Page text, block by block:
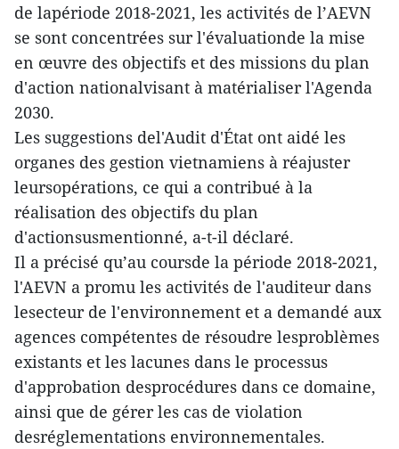
de lapériode 2018-2021, les activités de l’AEVN
se sont concentrées sur l'évaluationde la mise
en œuvre des objectifs et des missions du plan
d'action nationalvisant à matérialiser l'Agenda
2030.
Les suggestions del'Audit d'État ont aidé les
organes des gestion vietnamiens à réajuster
leursopérations, ce qui a contribué à la
réalisation des objectifs du plan
d'actionsusmentionné, a-t-il déclaré.
Il a précisé qu’au coursde la période 2018-2021,
l'AEVN a promu les activités de l'auditeur dans
lesecteur de l'environnement et a demandé aux
agences compétentes de résoudre lesproblèmes
existants et les lacunes dans le processus
d'approbation desprocédures dans ce domaine,
ainsi que de gérer les cas de violation
desréglementations environnementales.